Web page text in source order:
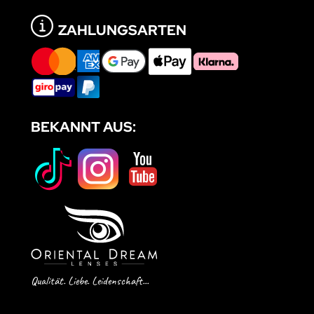
ZAHLUNGSARTEN
BEKANNT AUS:
Qualität. Liebe. Leidenschaft...